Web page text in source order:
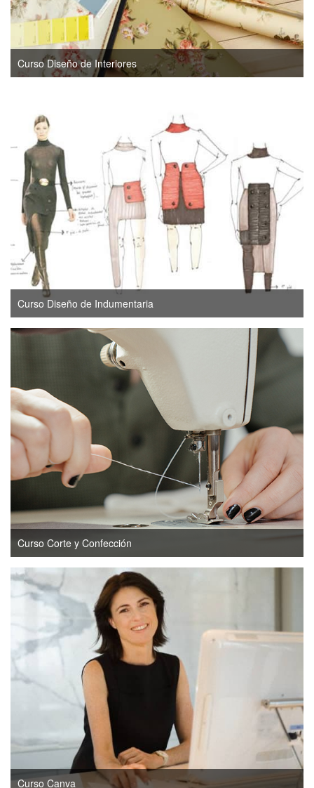
Curso Diseño de Interiores
Curso Diseño de Indumentaria
Curso Corte y Confección
Curso Canva